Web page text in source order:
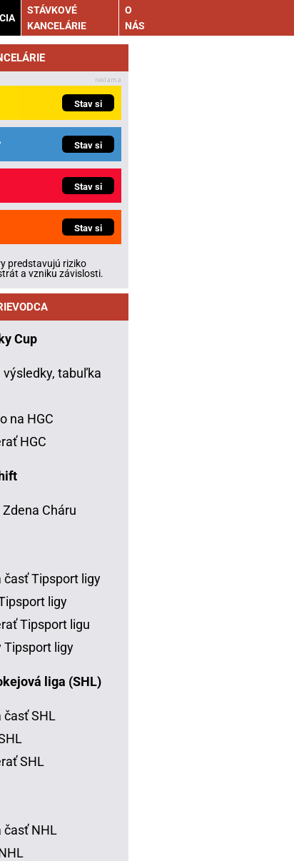
STÁVKOVÉ
KANCELÁRIE
O
NÁS
Stav si
Stav si
Stav si
Stav si
predstavujú riziko
a vzniku závislosti.
Cup
výsledky, tabuľka
na HGC
HGC
Cháru
časť Tipsport ligy
ligy
Tipsport ligu
Tipsport ligy
liga (SHL)
časť SHL
SHL
časť NHL